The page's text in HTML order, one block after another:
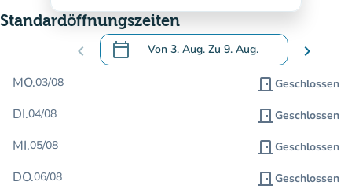
Standardöffnungszeiten
chevron_left calendar_today Von 3. Aug. Zu 9. Aug.
.Öffnen Sie den Kalender, um Daten zu
chevron_right
MO.03/08 door_front Geschlossen
DI.04/08 door_front Geschlossen
MI.05/08 door_front Geschlossen
DO.06/08 door_front Geschlossen